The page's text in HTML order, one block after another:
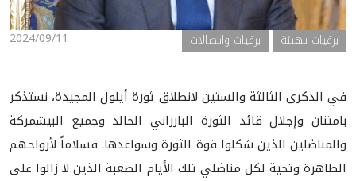
2024/09/11 برقيات تهنئة برقيات واتصالات
في الذكرى الثالثة والستين لانطلاق ثورة أيلول المجيدة، نستذكر
بامتنان وإجلال قائد الثورة البارزاني الخالد وجميع البيشمركة
والمناضلين الذين شكلوا قوة الثورة وسواعدها. فسلاماً لأرواحهم
الطاهرة وتحية لكل مناضلي تلك الأيام الصعبة الذين لا زالوا علی